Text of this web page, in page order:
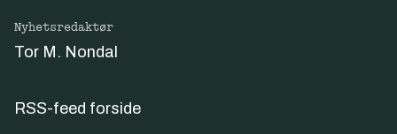
Nyhetsredaktør
Tor M. Nondal
RSS-feed forside